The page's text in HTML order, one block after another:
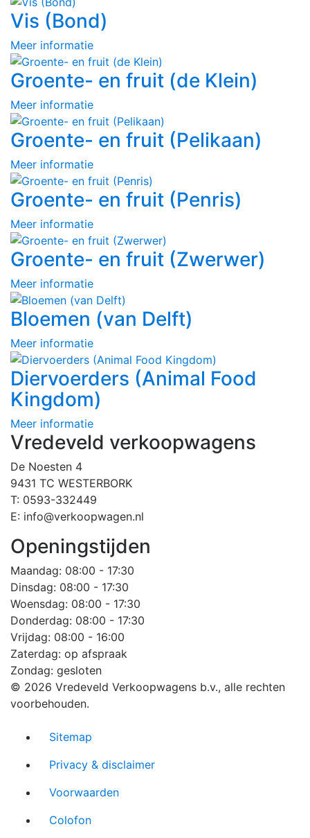
Vis (Bond)
Meer informatie
Groente- en fruit (de Klein)
Meer informatie
Groente- en fruit (Pelikaan)
Meer informatie
Groente- en fruit (Penris)
Meer informatie
Groente- en fruit (Zwerwer)
Meer informatie
Bloemen (van Delft)
Meer informatie
Diervoerders (Animal Food
Kingdom)
Meer informatie
Vredeveld verkoopwagens
De Noesten 4
9431 TC WESTERBORK
T: 0593-332449
E: info@verkoopwagen.nl
Openingstijden
Maandag: 08:00 - 17:30
Dinsdag: 08:00 - 17:30
Woensdag: 08:00 - 17:30
Donderdag: 08:00 - 17:30
Vrijdag: 08:00 - 16:00
Zaterdag: op afspraak
Zondag: gesloten
© 2026 Vredeveld Verkoopwagens b.v., alle rechten
voorbehouden.
Sitemap
Privacy & disclaimer
Voorwaarden
Colofon